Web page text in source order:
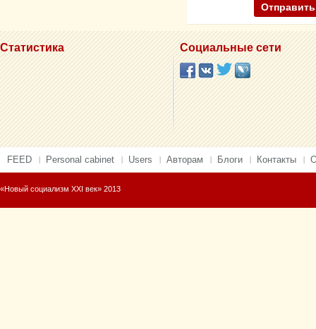
Статистика Социальные сети
FEED Personal cabinet Users Авторам Блоги Контакты
«Новый социализм XXI век» 2013